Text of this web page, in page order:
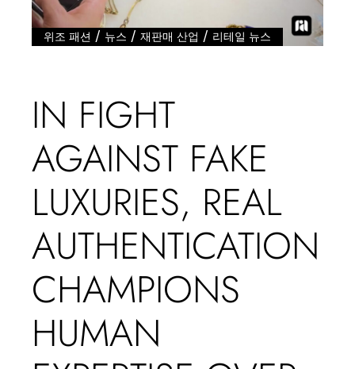
위조 패션 / 뉴스 /재판매 산업 / 리테일 뉴스
IN FIGHT
AGAINST FAKE
LUXURIES, REAL
AUTHENTICATION
CHAMPIONS
HUMAN